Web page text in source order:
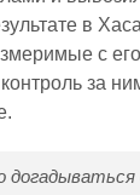
в
с
за
догадываться